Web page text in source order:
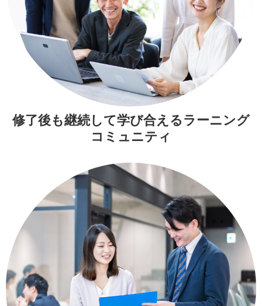
修了後も継続して学び合える ラーニング
コミュニティ